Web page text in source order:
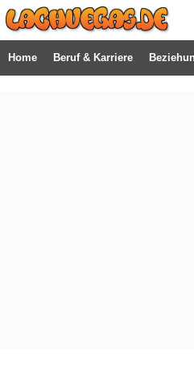
Home Beruf & Karriere